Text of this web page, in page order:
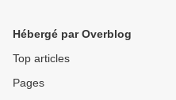
Hébergé par Overblog
Top articles
Pages